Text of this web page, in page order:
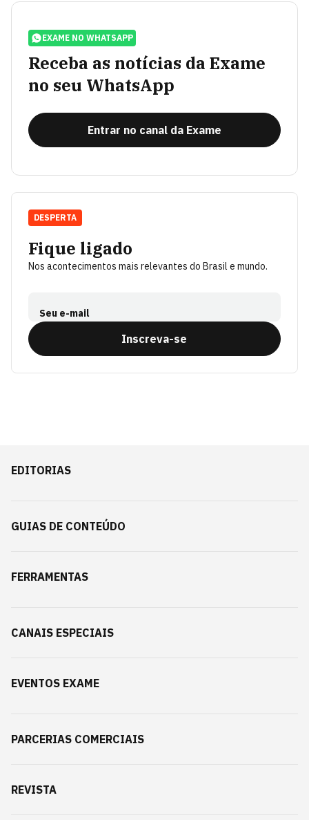
EXAME NO WHATSAPP
Receba as notícias da Exame
no seu WhatsApp
Entrar no canal da Exame
Fique ligado
Nos acontecimentos mais relevantes do Brasil e mundo.
Seu e-mail
Inscreva-se
DESPERTA
EDITORIAS
GUIAS DE CONTEÚDO
FERRAMENTAS
CANAIS ESPECIAIS
EVENTOS EXAME
PARCERIAS COMERCIAIS
REVISTA